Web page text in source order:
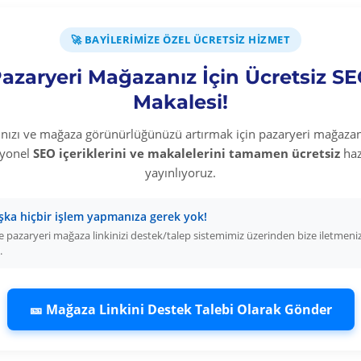
🚀 BAYILERIMIZE ÖZEL ÜCRETSIZ HIZMET
Mağazanız İçin Ücretsiz
Makalesi!
ve mağaza görünürlüğünüzü artırmak için pazaryeri
SEO içeriklerini ve makalelerini tamamen ücretsiz
yayınlıyoruz.
hiçbir işlem yapmanıza gerek yok!
pazaryeri mağaza linkinizi destek/talep sistemimiz üzerinden bize
🎫 Mağaza Linkini Destek Talebi Olarak Gönder
● Mum çapı 6.2 mm
Uygulama:
● Mum silikon
yerleştirilir.
● Tabancanın
● Yeteri kadar
● Yapıştırılacak